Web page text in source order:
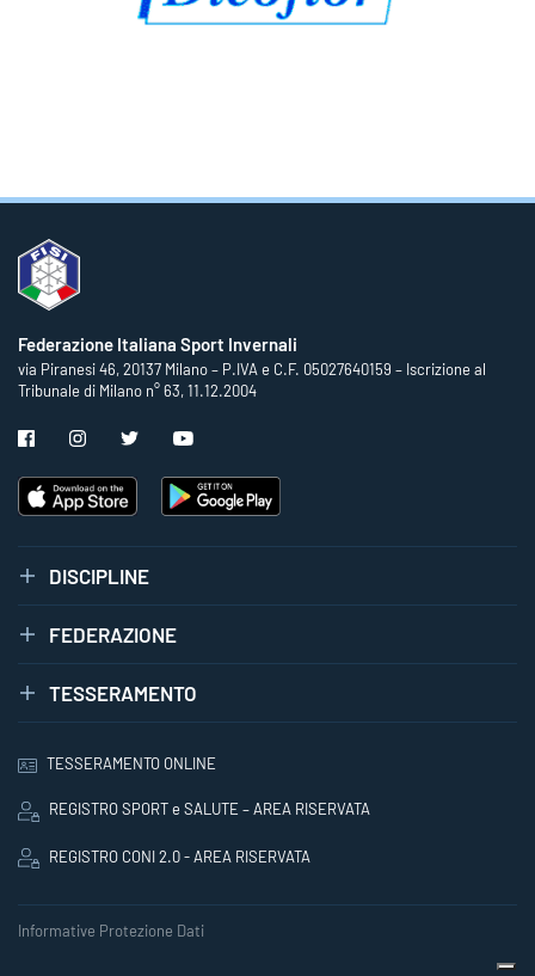
Federazione Italiana Sport Invernali
via Piranesi 46, 20137 Milano – P.IVA e C.F. 05027640159 – Iscrizione al
Tribunale di Milano n° 63, 11.12.2004
DISCIPLINE
FEDERAZIONE
TESSERAMENTO
TESSERAMENTO ONLINE
REGISTRO SPORT e SALUTE – AREA RISERVATA
REGISTRO CONI 2.0 - AREA RISERVATA
Informative Protezione Dati